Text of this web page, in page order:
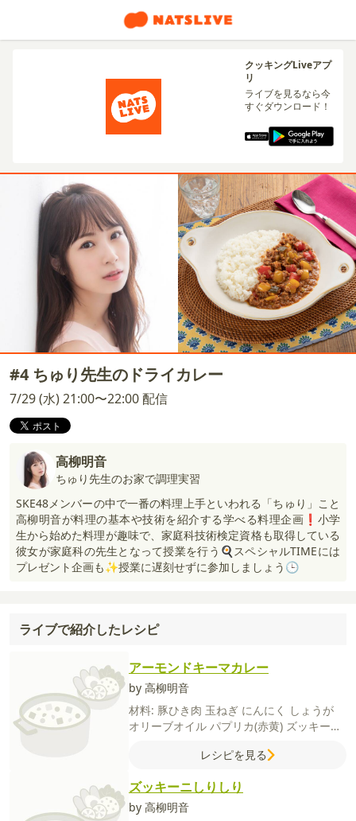
クッキングLiveアプ
リ
ライブを見るなら今
すぐダウンロード！
#4 ちゅり先生のドライカレー
7/29 (水) 21:00〜22:00 配信
高柳明音
ちゅり先生のお家で調理実習
SKE48メンバーの中で一番の料理上手といわれる「ちゅり」こと
高柳明音が料理の基本や技術を紹介する学べる料理企画❗小学
生から始めた料理が趣味で、家庭科技術検定資格も取得している
彼女が家庭科の先生となって授業を行う🍳スペシャルTIMEには
プレゼント企画も✨授業に遅刻せずに参加しましょう🕒
ライブで紹介したレシピ
アーモンドキーマカレー
by 高柳明音
材料: 豚ひき肉 玉ねぎ にんにく
しょうが
オリーブオイル パプリカ(赤黄) ズッキーニ
アーモンドカレールウ
レシピを見る
ズッキーニしりしり
by 高柳明音